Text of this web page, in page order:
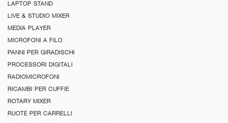
LAPTOP STAND
LIVE & STUDIO MIXER
MEDIA PLAYER
MICROFONI A FILO
PANNI PER GIRADISCHI
PROCESSORI DIGITALI
RADIOMICROFONI
RICAMBI PER CUFFIE
ROTARY MIXER
RUOTE PER CARRELLI